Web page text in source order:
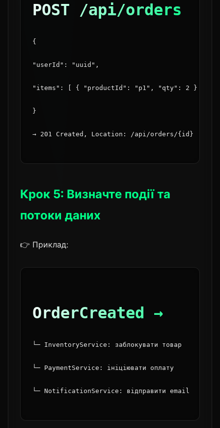
POST /api/orders
{
"userId": "uuid",
"items": [ { "productId": "p1", "qty": 2 } ]
}
→ 201 Created, Location: /api/orders/{id}
Крок 5: Визначте події та
потоки даних
👉 Приклад:
OrderCreated →
└─ InventoryService: заблокувати товар
└─ PaymentService: ініціювати оплату
└─ NotificationService: відправити email